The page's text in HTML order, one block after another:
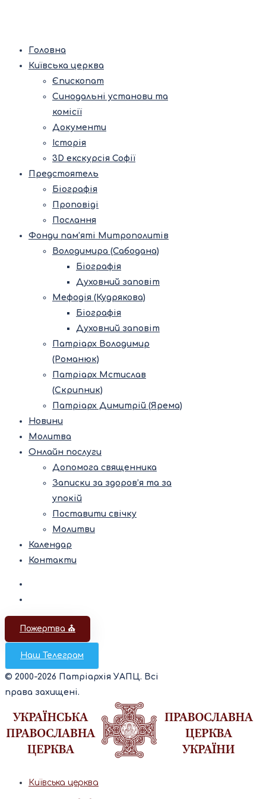
Головна
Київська церква
Єпископат
Синодальні установи та
комісії
Документи
Історія
3D екскурсія Софії
Предстоятель
Біографія
Проповіді
Послання
Фонди пам’яті Митрополитів
Володимира (Сабодана)
Біографія
Духовний заповіт
Мефодія (Кудрякова)
Біографія
Духовний заповіт
Патріарх Володимир
(Романюк)
Патріарх Мстислав
(Скрипник)
Патріарх Димитрій (Ярема)
Новини
Молитва
Онлайн послуги
Допомога священника
Записки за здоров’я та за
упокій
Поставити свічку
Молитви
Календар
Контакти
Пожертва ⛪️
Наш Телеграм
© 2000-2026 Патріархія УАПЦ. Всі
права захищені.
Київська церква